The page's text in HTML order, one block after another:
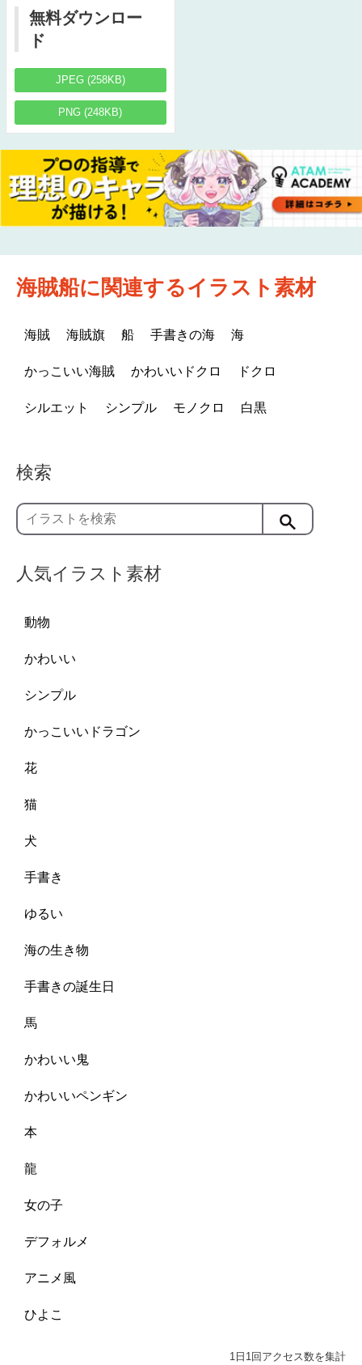
無料ダウンロー
ド
JPEG (258KB)
PNG (248KB)
海賊船に関連するイラスト素材
海賊 海賊旗 船 手書きの海 海
かっこいい海賊 かわいいドクロ ドクロ
シルエット シンプル モノクロ 白黒
検索
人気イラスト素材
動物
かわいい
シンプル
かっこいいドラゴン
花
猫
犬
手書き
ゆるい
海の生き物
手書きの誕生日
馬
かわいい鬼
かわいいペンギン
本
龍
女の子
デフォルメ
アニメ風
ひよこ
1日1回アクセス数を集計